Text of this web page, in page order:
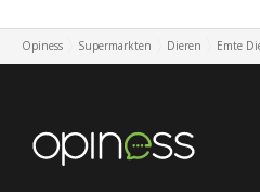
Opiness Supermarkten Dieren Emte